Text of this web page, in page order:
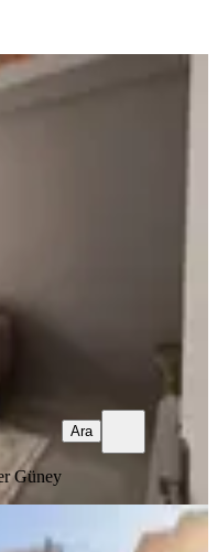
3+1 Daire
Mahallesi
Güney
Ara
Pıazza'ya Çok Yakın